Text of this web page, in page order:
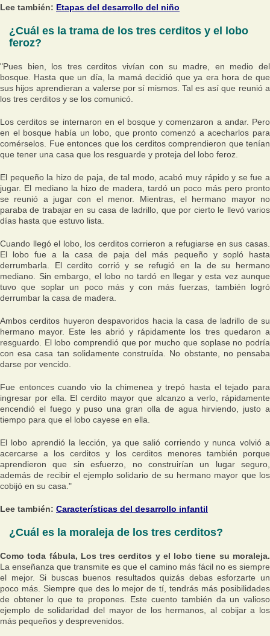
Lee también: Etapas del desarrollo del niño
¿Cuál es la trama de los tres cerditos y el lobo
feroz?
"Pues bien, los tres cerditos vivían con su madre, en medio del
bosque. Hasta que un día, la mamá decidió que ya era hora de que
sus hijos aprendieran a valerse por sí mismos. Tal es así que reunió a
los tres cerditos y se los comunicó.
Los cerditos se internaron en el bosque y comenzaron a andar. Pero
en el bosque había un lobo, que pronto comenzó a acecharlos para
comérselos. Fue entonces que los cerditos comprendieron que tenían
que tener una casa que los resguarde y proteja del lobo feroz.
El pequeño la hizo de paja, de tal modo, acabó muy rápido y se fue a
jugar. El mediano la hizo de madera, tardó un poco más pero pronto
se reunió a jugar con el menor. Mientras, el hermano mayor no
paraba de trabajar en su casa de ladrillo, que por cierto le llevó varios
días hasta que estuvo lista.
Cuando llegó el lobo, los cerditos corrieron a refugiarse en sus casas.
El lobo fue a la casa de paja del más pequeño y sopló hasta
derrumbarla. El cerdito corrió y se refugió en la de su hermano
mediano. Sin embargo, el lobo no tardó en llegar y esta vez aunque
tuvo que soplar un poco más y con más fuerzas, también logró
derrumbar la casa de madera.
Ambos cerditos huyeron despavoridos hacia la casa de ladrillo de su
hermano mayor. Este les abrió y rápidamente los tres quedaron a
resguardo. El lobo comprendió que por mucho que soplase no podría
con esa casa tan solidamente construída. No obstante, no pensaba
darse por vencido.
Fue entonces cuando vio la chimenea y trepó hasta el tejado para
ingresar por ella. El cerdito mayor que alcanzo a verlo, rápidamente
encendió el fuego y puso una gran olla de agua hirviendo, justo a
tiempo para que el lobo cayese en ella.
El lobo aprendió la lección, ya que salió corriendo y nunca volvió a
acercarse a los cerditos y los cerditos menores también porque
aprendieron que sin esfuerzo, no construirían un lugar seguro,
además de recibir el ejemplo solidario de su hermano mayor que los
cobijó en su casa."
Lee también: Características del desarrollo infantil
¿Cuál es la moraleja de los tres cerditos?
Como toda fábula, Los tres cerditos y el lobo tiene su moraleja.
La enseñanza que transmite es que el camino más fácil no es siempre
el mejor. Si buscas buenos resultados quizás debas esforzarte un
poco más. Siempre que des lo mejor de tí, tendrás más posibilidades
de obtener lo que te propones. Este cuento también da un valioso
ejemplo de solidaridad del mayor de los hermanos, al cobijar a los
más pequeños y desprevenidos.